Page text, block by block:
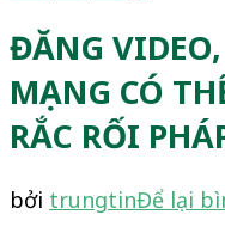
ĐĂNG
MẠNG CÓ
RẮC RỐI
bởi trungtinĐể lại